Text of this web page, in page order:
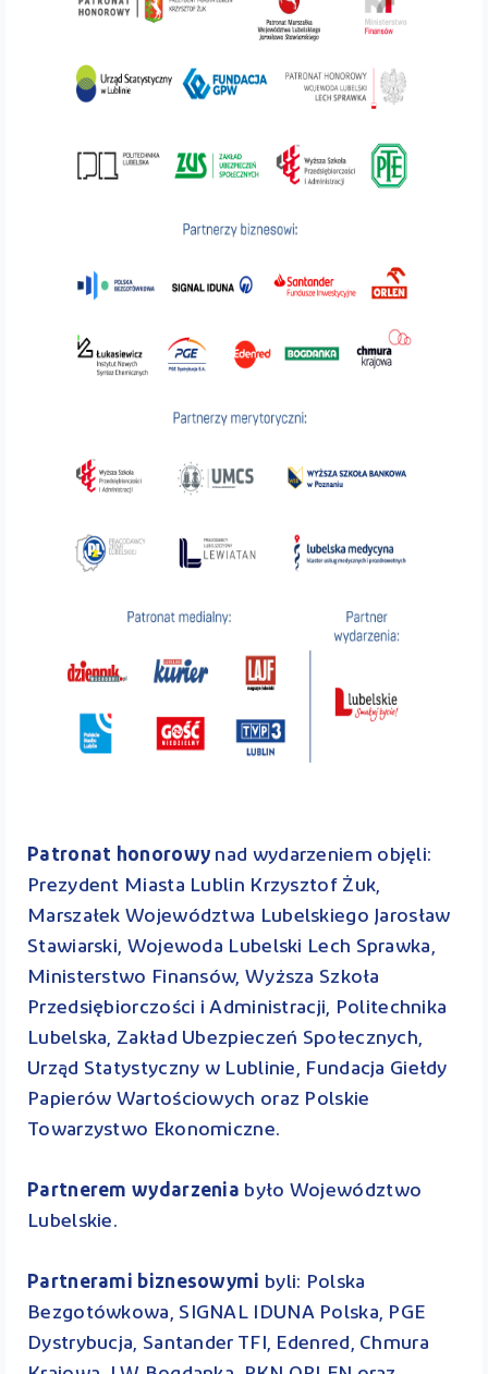
Patronat honorowy nad wydarzeniem objęli:
Prezydent Miasta Lublin Krzysztof Żuk,
Marszałek Województwa Lubelskiego Jarosław
Stawiarski, Wojewoda Lubelski Lech Sprawka,
Ministerstwo Finansów, Wyższa Szkoła
Przedsiębiorczości i Administracji, Politechnika
Lubelska, Zakład Ubezpieczeń Społecznych,
Urząd Statystyczny w Lublinie, Fundacja Giełdy
Papierów Wartościowych oraz Polskie
Towarzystwo Ekonomiczne.
Partnerem wydarzenia było Województwo
Lubelskie.
Partnerami biznesowymi byli: Polska
Bezgotówkowa, SIGNAL IDUNA Polska, PGE
Dystrybucja, Santander TFI, Edenred, Chmura